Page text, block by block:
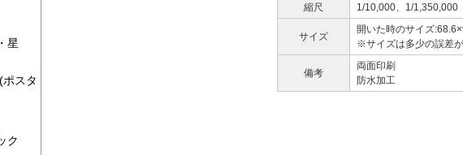
星
スタ
ク
縮尺
1/10,000、1/1,350,000
サイズ
開いた時のサイズ
※サイズは多少の誤差
備考
両面印刷
防水加工